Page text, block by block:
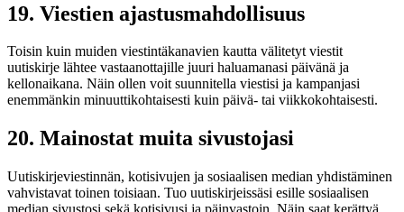
19. Viestien ajastusmahdollisuus
Toisin kuin muiden viestintäkanavien kautta välitetyt viestit
uutiskirje lähtee vastaanottajille juuri haluamanasi päivänä ja
kellonaikana. Näin ollen voit suunnitella viestisi ja kampanjasi
enemmänkin minuuttikohtaisesti kuin päivä- tai viikkokohtaisesti.
20. Mainostat muita sivustojasi
Uutiskirjeviestinnän, kotisivujen ja sosiaalisen median yhdistäminen
vahvistavat toinen toisiaan. Tuo uutiskirjeissäsi esille sosiaalisen